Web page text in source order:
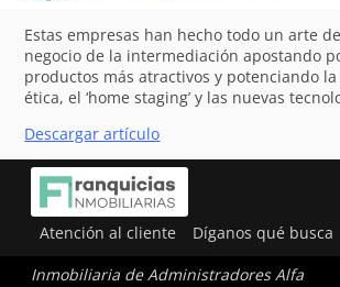
Estas empresas han hecho todo un arte
negocio de la intermediación apostando
productos más atractivos y potenciando la
ética, el ‘home staging’ y las nuevas
Descargar artículo
Atención al cliente Díganos qué busca
Inmobiliaria de Administradores Alfa